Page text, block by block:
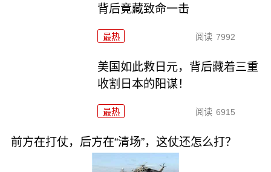
背后竟藏致命一击
最热 阅读 7992
美国如此救日元，背后藏着三重
收割日本的阳谋！
最热 阅读 6915
前方在打仗，后方在“清场”，这仗还怎么打？